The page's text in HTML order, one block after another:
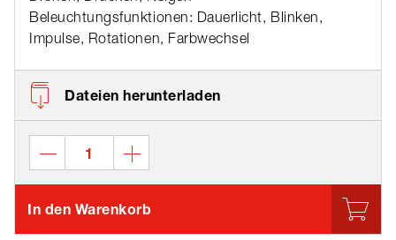
Beleuchtungsfunktionen: Dauerlicht, Blinken,
Impulse, Rotationen, Farbwechsel
Dateien herunterladen
In den Warenkorb